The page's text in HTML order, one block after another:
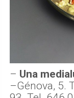
– Una
–Génova, 5.